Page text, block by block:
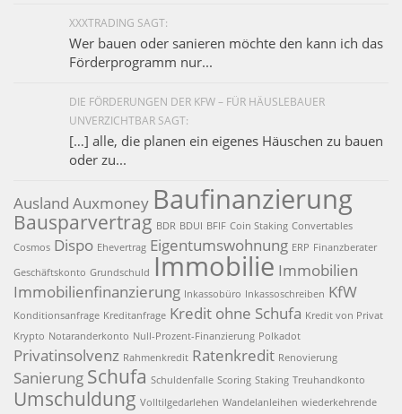
XXXTRADING SAGT:
Wer bauen oder sanieren möchte den kann ich das
Förderprogramm nur...
DIE FÖRDERUNGEN DER KFW – FÜR HÄUSLEBAUER
UNVERZICHTBAR SAGT:
[…] alle, die planen ein eigenes Häuschen zu bauen
oder zu...
Ausland Auxmoney Baufinanzierung
Bausparvertrag BDR BDUI BFIF Coin Staking Convertables
Cosmos Dispo Ehevertrag Eigentumswohnung ERP Finanzberater
Geschäftskonto Grundschuld Immobilie Immobilien
Immobilienfinanzierung Inkassobüro Inkassoschreiben KfW
Konditionsanfrage Kreditanfrage Kredit ohne Schufa Kredit von Privat
Krypto Notaranderkonto Null-Prozent-Finanzierung Polkadot
Privatinsolvenz Rahmenkredit Ratenkredit Renovierung
Sanierung Schufa Schuldenfalle Scoring Staking Treuhandkonto
Umschuldung Volltilgedarlehen Wandelanleihen wiederkehrende